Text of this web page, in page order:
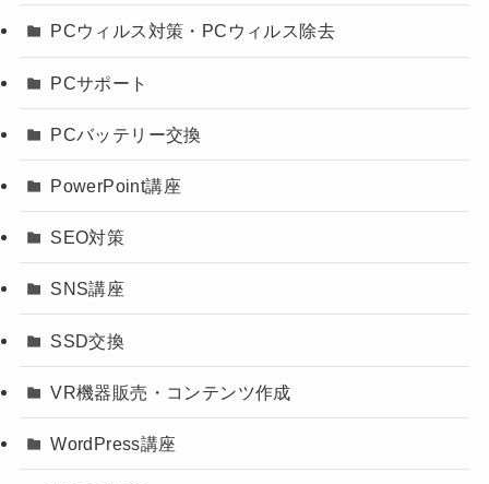
PCウィルス対策・PCウィルス除去
PCサポート
PCバッテリー交換
PowerPoint講座
SEO対策
SNS講座
SSD交換
VR機器販売・コンテンツ作成
WordPress講座